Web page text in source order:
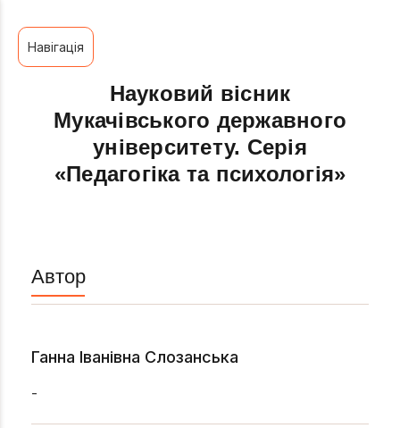
Навігація
Науковий вісник
Мукачівського державного
університету. Серія
«Педагогіка та психологія»
Автор
Ганна Іванівна Слозанська
-